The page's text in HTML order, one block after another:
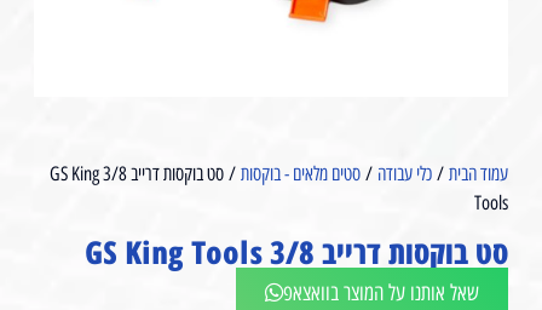
עמוד הבית/ כלי עבודה / סטים מלאים - בוקסות
/ סט בוקסות דרייב 3/8 GS King
Tools
סט בוקסות דרייב 3/8 GS King Tools
שאל אותנו על המוצר בוואצאפ